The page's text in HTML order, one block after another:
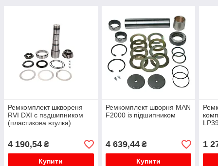
Ремкомплект шквореня
RVI DXI с пsдшипником
(пластикова втулка)
4 190,54 ₴
Купити
Ремкомплект шворня MAN
F2000 із підшипником
4 639,44₴
Купити
1